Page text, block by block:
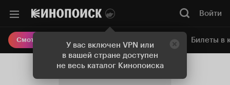
У вас включен VPN или
в вашей стране доступен
не весь каталог Кинопоиска
Войти
Смотреть кино Онлайн-кинотеатр Билеты в